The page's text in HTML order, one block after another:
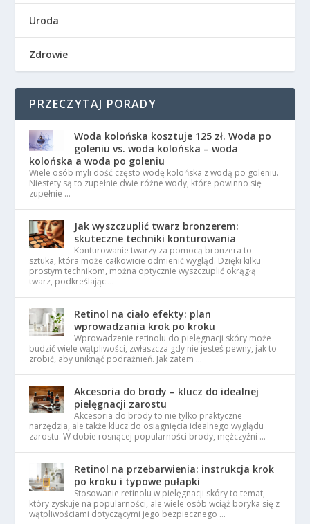
Uroda
Zdrowie
PRZECZYTAJ PORADY
Woda kolońska kosztuje 125 zł. Woda po
goleniu vs. woda kolońska – woda
kolońska a woda po goleniu
Wiele osób myli dość często wodę kolońska z wodą po goleniu.
Niestety są to zupełnie dwie różne wody, które powinno się
zupełnie …
Jak wyszczuplić twarz bronzerem:
skuteczne techniki konturowania
Konturowanie twarzy za pomocą bronzera to
sztuka, która może całkowicie odmienić wygląd. Dzięki kilku
prostym technikom, można optycznie wyszczuplić okrągłą
twarz, podkreślając …
Retinol na ciało efekty: plan
wprowadzania krok po kroku
Wprowadzenie retinolu do pielęgnacji skóry może
budzić wiele wątpliwości, zwłaszcza gdy nie jesteś pewny, jak to
zrobić, aby uniknąć podrażnień. Jak zatem …
Akcesoria do brody – klucz do idealnej
pielęgnacji zarostu
Akcesoria do brody to nie tylko praktyczne
narzędzia, ale także klucz do osiągnięcia idealnego wyglądu
zarostu. W dobie rosnącej popularności brody, mężczyźni …
Retinol na przebarwienia: instrukcja krok
po kroku i typowe pułapki
Stosowanie retinolu w pielęgnacji skóry to temat,
który zyskuje na popularności, ale wiele osób wciąż boryka się z
wątpliwościami dotyczącymi jego bezpiecznego …